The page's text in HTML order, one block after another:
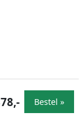
Bestel »